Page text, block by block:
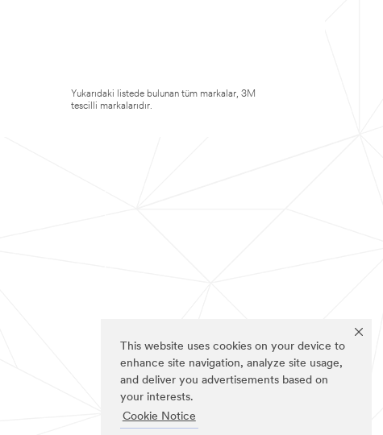
This website uses cookies on your device to
enhance site navigation, analyze site usage,
and deliver you advertisements based on
your interests.
Cookie Notice
Yukarıdaki listede bulunan tüm markalar, 3M
tescilli markalarıdır.